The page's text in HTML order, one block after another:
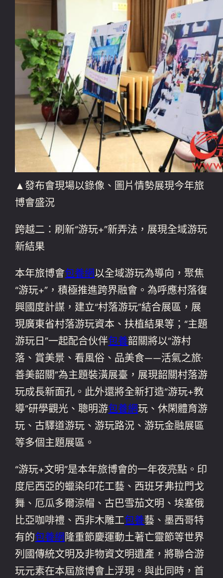
▲發布會現場以錄像、圖片情勢展現今年旅
博會盛況
跨越二：刷新“游玩+”新弄法，展現全域游玩
新結果
本年旅博會包養網以全域游玩為導向，聚焦
“游玩+”，積極推進跨界融會。為呼應村落復
興國度計謀，建立“村落游玩”結合展區，展
現廣東省村落游玩資本、扶植結果等；“主題
游玩日”一起配合伙伴包養韶關將以“游村
落、賞美景、看風俗、品美食——活氣之旅·
善美韶關”為主題裝潢展臺，展現韶關村落游
玩成長新面孔。此外還將全新打造“游玩+教
導”研學觀光、聰明游包養網玩、休閑體育游
玩、古驛道游玩、游玩路況、游玩金融展區
等多個主題展區。
“游玩+文明”是本年旅博會的一年夜亮點。印
度尼西亞的蠟染印花工藝、西班牙弗拉門戈
舞、厄瓜多爾涼帽、古巴雪茄文明、埃塞俄
比亞咖啡禮、西非木雕工包養藝、墨西哥特
有的包養網隆重節慶運動土著亡靈節等世界
列國傳統文明及非物資文明遺產，將聯合游
玩元素在本屆旅博會上浮現。與此同時，首